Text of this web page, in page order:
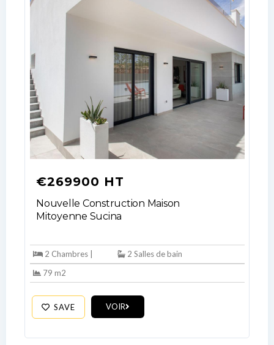
€269900 HT
Nouvelle Construction Maison
Mitoyenne Sucina
2 Chambres |
2 Salles de bain
79 m2
SAVE VOIR